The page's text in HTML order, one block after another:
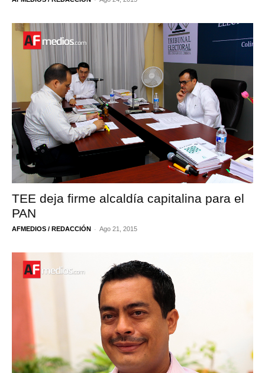
TEE deja firme alcaldía capitalina para el
PAN
AFMEDIOS / REDACCIÓN - Ago 21, 2015